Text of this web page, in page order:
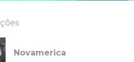
Novamerica